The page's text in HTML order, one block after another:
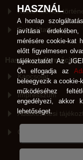
Kéktói Ménes
Szolgáltatások
Hasznos Információk
Kapcsolat
Impresszum
Adatkezelési
Cookie-k használata
HASZNÁL
A honlap
javítása
mérésére cookie-kat
előtt figyelmesen
tájékoztatót! Az
Ön elfogadja az
beleegyezik a
működéséhez
engedélyezi, akkor
lehetőséget.